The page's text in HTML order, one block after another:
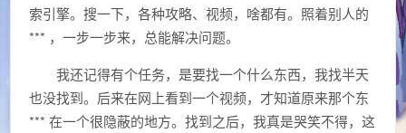
索引擎。搜一下，各种攻略、视频，啥都有。照着别人的
*** ，一步一步来，总能解决问题。
我还记得有个任务，是要找一个什么东西，我找半天
也没找到。后来在网上看到一个视频，才知道原来那个东
*** 在一个很隐蔽的地方。找到之后，我真是哭笑不得，这